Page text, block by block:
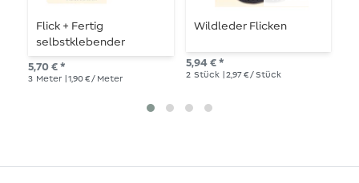
Flick + Fertig
selbstklebender
Reparaturflicken 5,8 x 25
cm
5,70 € *
3 Meter | 1,90 € / Meter
Wildleder Flicken
5,94 € *
2 Stück | 2,97 € / Stück